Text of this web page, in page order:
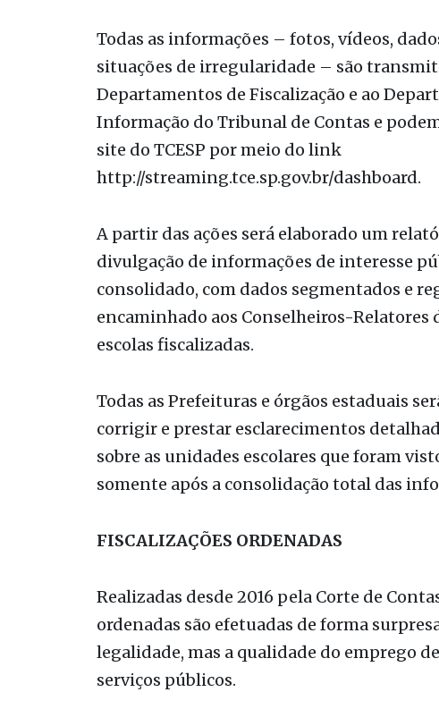
A vistoria incluirá, ainda, inspeções em
equipamentos, materiais didático-
acesso à internet.
Todas as informações – fotos, vídeos,
situações de irregularidade – são
Informação do Tribunal de Contas e
site do TCESP por meio do link
http://streaming.tce.sp.gov.br/dashboard.
A partir das ações será elaborado um
consolidado, com dados segmentados e
encaminhado aos Conselheiros-Relatores
escolas fiscalizadas.
corrigir e prestar esclarecimentos
somente após a consolidação total das
FISCALIZAÇÕES ORDENADAS